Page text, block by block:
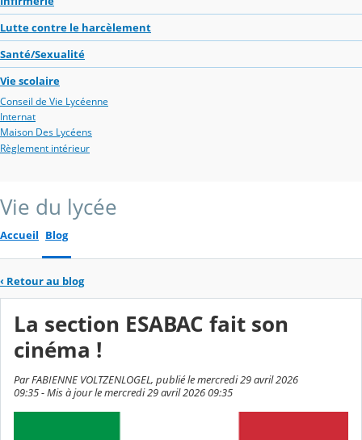
Lutte contre le harcèlement
Santé/Sexualité
Vie scolaire
Conseil de Vie Lycéenne
Internat
Maison Des Lycéens
Règlement intérieur
Vie du lycée
Accueil Blog
‹ Retour au blog
La section ESABAC fait son
cinéma !
Par FABIENNE VOLTZENLOGEL, publié le mercredi 29 avril 2026
09:35 - Mis à jour le mercredi 29 avril 2026 09:35